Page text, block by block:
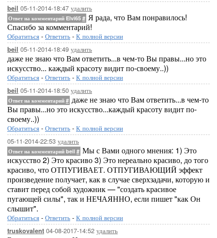
beil 05-11-2014-18:47 удалить
Ответ на комментарий Elvi65 # Я рада, что Вам понравилось!
Спасибо за комментарий!
Обратиться - Ответить - К полной версии
beil 05-11-2014-18:49 удалить
даже не знаю что Вам ответить...в чем-то Вы правы...но это
искусство... каждый красоту видит по-своему..))
Обратиться - Ответить - К полной версии
beil 05-11-2014-18:50 удалить
Ответ на комментарий # даже не знаю что Вам ответить...в чем-то
Вы правы...но это искусство...каждый красоту видит по-
своему..))
Обратиться - Ответить - К полной версии
05-11-2014-22:53 удалить
Ответ на комментарий beil # Мы с Вами одного мнения: 1) Это
искусство 2) Это красиво 3) Это нереально красиво, до того
красиво, что ОТПУГИВАЕТ. ОТПУГИВАЮЩИЙ эффект
произведение получает, как в случае сверхзадачи, которую и
ставит перед собой художник — "создать красивое
пугающей силы", так и НЕЧАЯННО, если пишет "как Он
слышит".
Обратиться - Ответить - К полной версии
truskovalent 04-08-2017-14:52 удалить